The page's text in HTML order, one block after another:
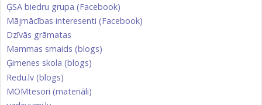
ĢSA biedru grupa (Facebook)
Mājmācības interesenti (Facebook)
Dzīvās grāmatas
Mammas smaids (blogs)
Ģimenes skola (blogs)
Redu.lv (blogs)
MOMtesori (materiāli)